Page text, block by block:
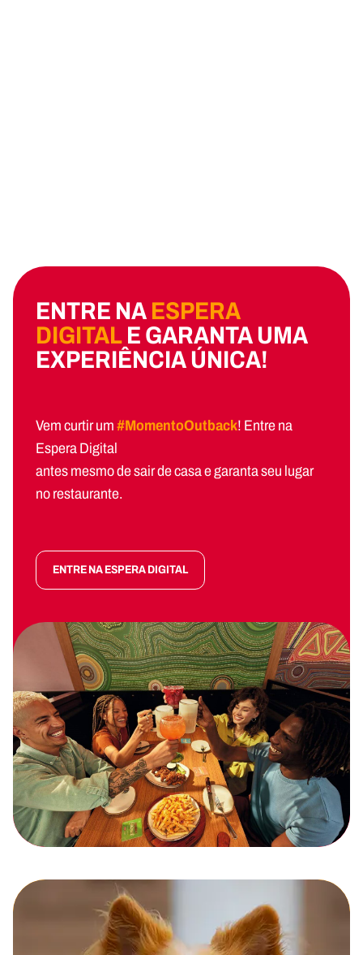
ENTRE NAESPERA
DIGITALE GARANTA UMA
EXPERIÊNCIA ÚNICA!
Vem curtir um#MomentoOutback! Entre na
Espera Digital
antes mesmo de sair de casa e garanta seu lugar
no restaurante.
ENTRE NA ESPERA DIGITAL